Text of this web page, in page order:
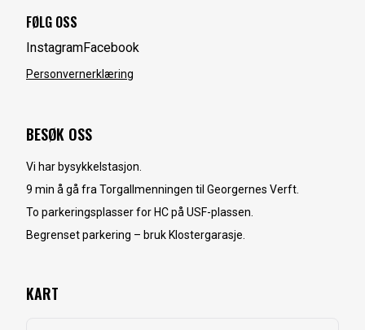
FØLG OSS
InstagramFacebook
Personvernerklæring
BESØK OSS
Vi har bysykkelstasjon.
9 min å gå fra Torgallmenningen til Georgernes Verft.
To parkeringsplasser for HC på USF-plassen.
Begrenset parkering – bruk Klostergarasje.
KART